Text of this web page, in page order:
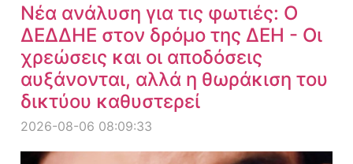
Νέα ανάλυση για τις φωτιές: Ο
ΔΕΔΔΗΕ στον δρόμο της ΔΕΗ - Οι
χρεώσεις και οι αποδόσεις
αυξάνονται, αλλά η θωράκιση του
δικτύου καθυστερεί
2026-08-06 08:09:33